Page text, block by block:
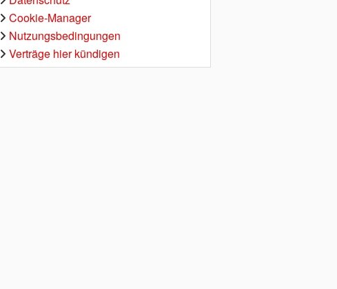
Cookie-Manager
Nutzungsbedingungen
Verträge hier kündigen